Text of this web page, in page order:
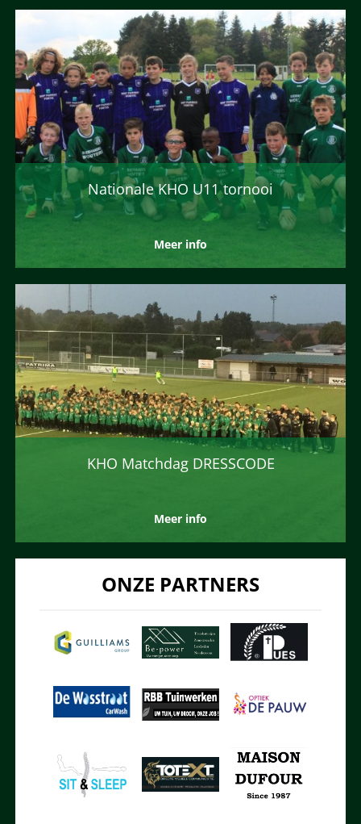
Nationale KHO U11 tornooi
Meer info
KHO Matchdag DRESSCODE
Meer info
ONZE PARTNERS